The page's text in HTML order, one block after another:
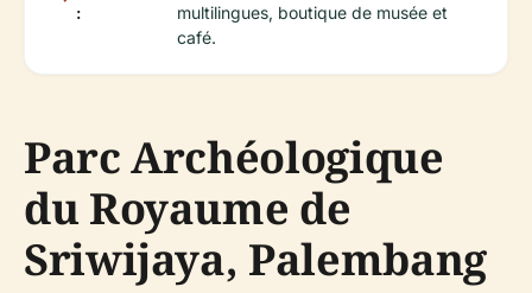
:
multilingues, boutique de musée et
café.
Parc Archéologique
du Royaume de
Sriwijaya, Palembang